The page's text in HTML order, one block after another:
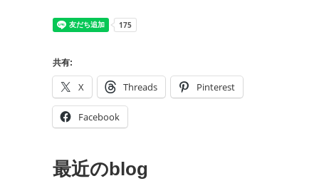
共有:
X Threads Pinterest
Facebook
最近のblog